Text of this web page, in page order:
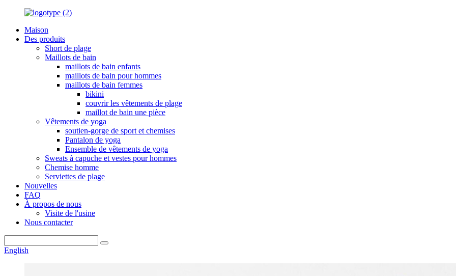
Maison
Des produits
Short de plage
Maillots de bain
maillots de bain enfants
maillots de bain pour hommes
maillots de bain femmes
bikini
couvrir les vêtements de plage
maillot de bain une pièce
Vêtements de yoga
soutien-gorge de sport et chemises
Pantalon de yoga
Ensemble de vêtements de yoga
Sweats à capuche et vestes pour hommes
Chemise homme
Serviettes de plage
Nouvelles
FAQ
À propos de nous
Visite de l'usine
Nous contacter
English